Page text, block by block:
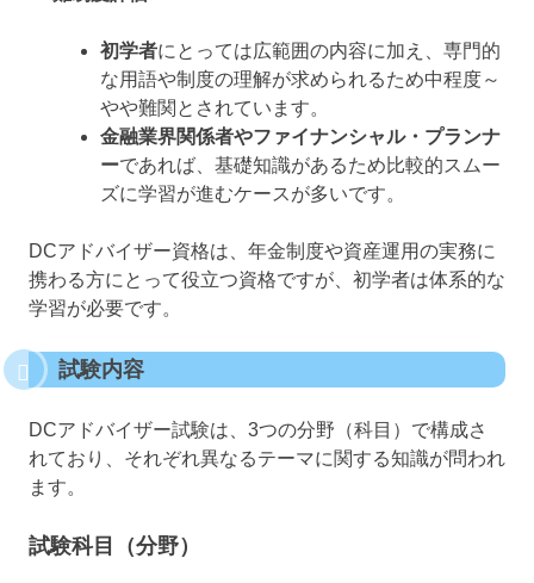
初学者にとっては広範囲の内容に加え、専門的
な用語や制度の理解が求められるため中程度～
やや難関とされています。
金融業界関係者やファイナンシャル・プランナ
ーであれば、基礎知識があるため比較的スムー
ズに学習が進むケースが多いです。
DCアドバイザー資格は、年金制度や資産運用の実務に
携わる方にとって役立つ資格ですが、初学者は体系的な
学習が必要です。
試験内容
DCアドバイザー試験は、3つの分野（科目）で構成さ
れており、それぞれ異なるテーマに関する知識が問われ
ます。
試験科目（分野）